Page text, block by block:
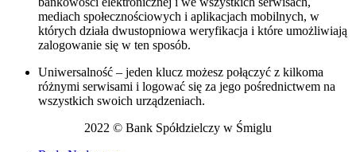
mediach społecznościowych i aplikacjach mobilnych, w
których działa dwustopniowa weryfikacja i które umożliwiają
zalogowanie się w ten sposób.
Uniwersalność – jeden klucz możesz połączyć z kilkoma
różnymi serwisami i logować się za jego pośrednictwem na
wszystkich swoich urządzeniach.
2022 © Bank Spółdzielczy w Śmiglu